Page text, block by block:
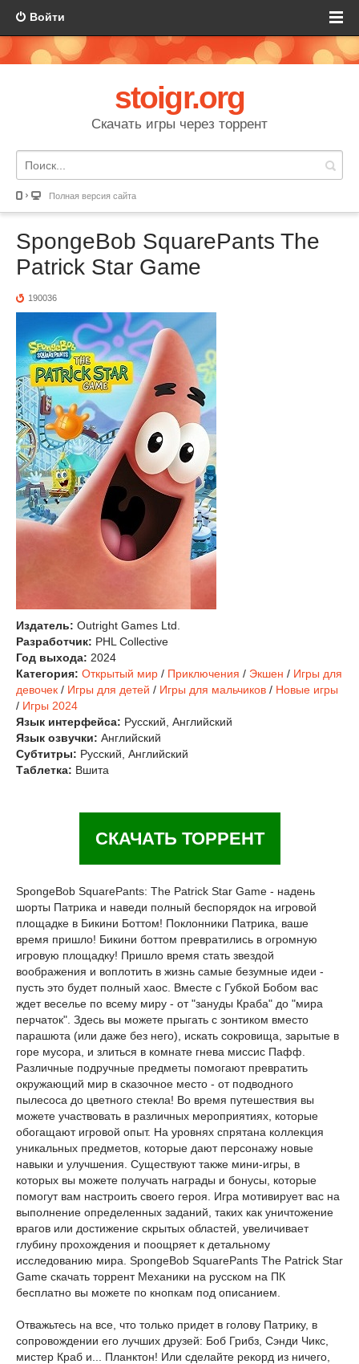
Войти
stoigr.org
Скачать игры через торрент
Полная версия сайта
SpongeBob SquarePants The
Patrick Star Game
190036
Издатель: Outright Games Ltd.
Разработчик: PHL Collective
Год выхода: 2024
Категория: Открытый мир / Приключения / Экшен / Игры для
девочек / Игры для детей / Игры для мальчиков / Новые игры
/ Игры 2024
Язык интерфейса: Русский, Английский
Язык озвучки: Английский
Субтитры: Русский, Английский
Таблетка: Вшита
СКАЧАТЬ ТОРРЕНТ
SpongeBob SquarePants: The Patrick Star Game - надень
шорты Патрика и наведи полный беспорядок на игровой
площадке в Бикини Боттом! Поклонники Патрика, ваше
время пришло! Бикини боттом превратились в огромную
игровую площадку! Пришло время стать звездой
воображения и воплотить в жизнь самые безумные идеи -
пусть это будет полный хаос. Вместе с Губкой Бобом вас
ждет веселье по всему миру - от "зануды Краба" до "мира
перчаток". Здесь вы можете прыгать с зонтиком вместо
парашюта (или даже без него), искать сокровища, зарытые в
горе мусора, и злиться в комнате гнева миссис Пафф.
Различные подручные предметы помогают превратить
окружающий мир в сказочное место - от подводного
пылесоса до цветного стекла! Во время путешествия вы
можете участвовать в различных мероприятиях, которые
обогащают игровой опыт. На уровнях спрятана коллекция
уникальных предметов, которые дают персонажу новые
навыки и улучшения. Существуют также мини-игры, в
которых вы можете получать награды и бонусы, которые
помогут вам настроить своего героя. Игра мотивирует вас на
выполнение определенных заданий, таких как уничтожение
врагов или достижение скрытых областей, увеличивает
глубину прохождения и поощряет к детальному
исследованию мира. SpongeBob SquarePants The Patrick Star
Game скачать торрент Механики на русском на ПК
бесплатно вы можете по кнопкам под описанием.
Отважьтесь на все, что только придет в голову Патрику, в
сопровождении его лучших друзей: Боб Грибз, Сэнди Чикс,
мистер Краб и... Планктон! Или сделайте рекорд из ничего,